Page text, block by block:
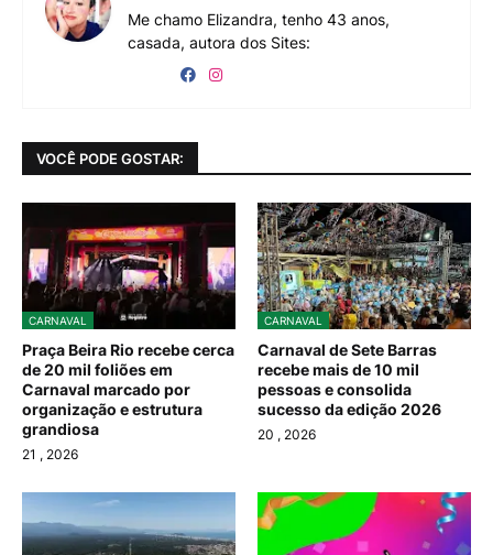
Me chamo Elizandra, tenho 43 anos,
casada, autora dos Sites:
VOCÊ PODE GOSTAR:
CARNAVAL
Praça Beira Rio recebe cerca
de 20 mil foliões em
Carnaval marcado por
organização e estrutura
grandiosa
21 , 2026
CARNAVAL
Carnaval de Sete Barras
recebe mais de 10 mil
pessoas e consolida
sucesso da edição 2026
20 , 2026